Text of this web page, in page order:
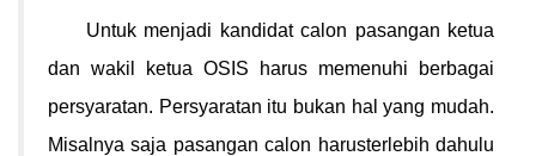
Untuk menjadi kandidat calon pasangan ketua
dan wakil ketua OSIS harus memenuhi berbagai
persyaratan. Persyaratan itu bukan hal yang mudah.
Misalnya saja pasangan calon harusterlebih dahulu